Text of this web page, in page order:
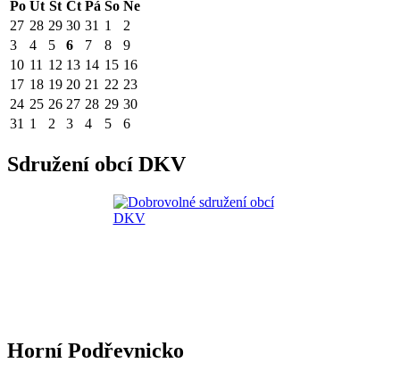
Po Út St Čt Pá So Ne
27 28 29 30 31 1
2
3
4 5 6 7 8
9
10 11 12 13 14 15 16
17 18 19 20 21 22 23
24 25 26 27 28 29 30
31 1 2 3 4 5 6
Sdružení obcí DKV
Horní Podřevnicko